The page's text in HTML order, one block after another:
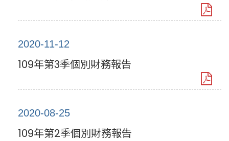
2020-11-12
109年第3季個別財務報告
2020-08-25
109年第2季個別財務報告